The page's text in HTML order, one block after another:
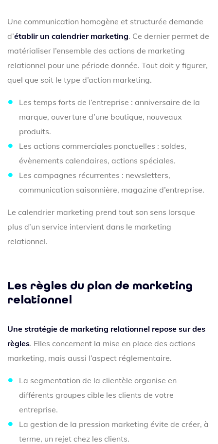
Une communication homogène et structurée demande
d’établir un calendrier marketing. Ce dernier permet de
matérialiser l’ensemble des actions de marketing
relationnel pour une période donnée. Tout doit y figurer,
quel que soit le type d’action marketing.
Les temps forts de l’entreprise : anniversaire de la
marque, ouverture d’une boutique, nouveaux
produits.
Les actions commerciales ponctuelles : soldes,
évènements calendaires, actions spéciales.
Les campagnes récurrentes : newsletters,
communication saisonnière, magazine d’entreprise.
Le calendrier marketing prend tout son sens lorsque
plus d’un service intervient dans le marketing
relationnel.
Les règles du plan de marketing
relationnel
Une stratégie de marketing relationnel repose sur des
règles. Elles concernent la mise en place des actions
marketing, mais aussi l’aspect réglementaire.
La segmentation de la clientèle organise en
différents groupes cible les clients de votre
entreprise.
La gestion de la pression marketing évite de créer, à
terme, un rejet chez les clients.